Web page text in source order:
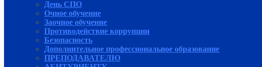
День СПО
Очное обучение
Заочное обучение
Противодействие коррупции
Безопасность
Дополнительное профессиональное образование
ПРЕПОДАВАТЕЛЮ